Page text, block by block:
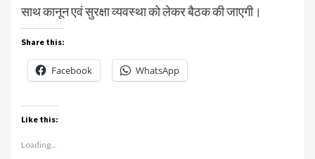
साथ कानून एवं सुरक्षा व्यवस्था को लेकर बैठक की जाएगी।
Share this:
Facebook WhatsApp
Like this:
Loading...